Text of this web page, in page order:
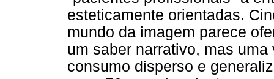
esteticamente orientadas.
mundo da imagem parece
um saber narrativo, mas uma
consumo disperso e